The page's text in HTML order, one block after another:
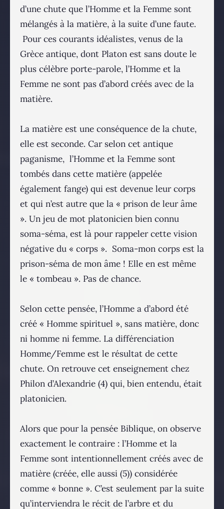
d’une chute que l’Homme et la Femme sont
mélangés à la matière, à la suite d’une faute.
Pour ces courants idéalistes, venus de la
Grèce antique, dont Platon est sans doute le
plus célèbre porte-parole, l’Homme et la
Femme ne sont pas d’abord créés avec de la
matière.
La matière est une conséquence de la chute,
elle est seconde. Car selon cet antique
paganisme, l’Homme et la Femme sont
tombés dans cette matière (appelée
également fange) qui est devenue leur corps
et qui n’est autre que la « prison de leur âme
». Un jeu de mot platonicien bien connu
soma-séma, est là pour rappeler cette vision
négative du « corps ». Soma-mon corps est la
prison-séma de mon âme ! Elle en est même
le « tombeau ». Pas de chance.
Selon cette pensée, l’Homme a d’abord été
créé « Homme spirituel », sans matière, donc
ni homme ni femme. La différenciation
Homme/Femme est le résultat de cette
chute. On retrouve cet enseignement chez
Philon d’Alexandrie (4) qui, bien entendu, était
platonicien.
Alors que pour la pensée Biblique, on observe
exactement le contraire : l’Homme et la
Femme sont intentionnellement créés avec de
matière (créée, elle aussi (5)) considérée
comme « bonne ». C’est seulement par la suite
qu’interviendra le récit de l’arbre et du